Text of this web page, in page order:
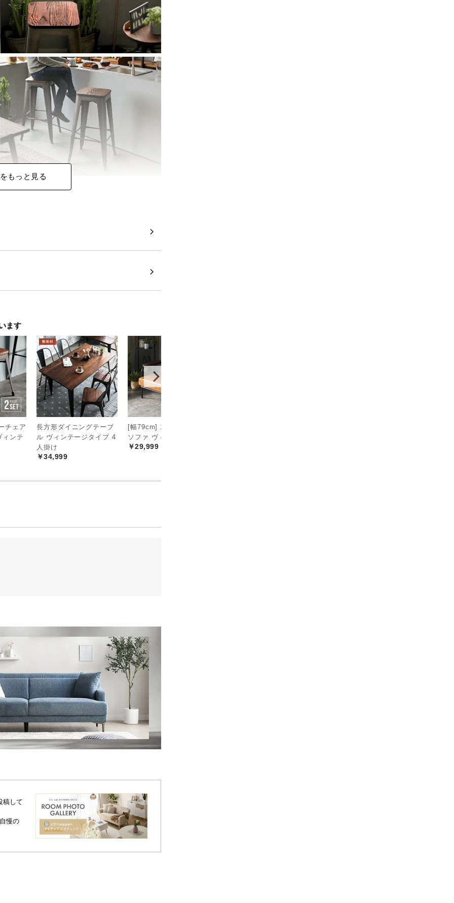
もっと見る
ます
チェア
ィンテ
長方形ダイニングテーブ
ル ヴィンテージタイプ 4
人掛け
￥34,999
[幅79cm] 1人掛けレザー
ソファ ヴィンテージ調
￥29,999
稿して
慢の